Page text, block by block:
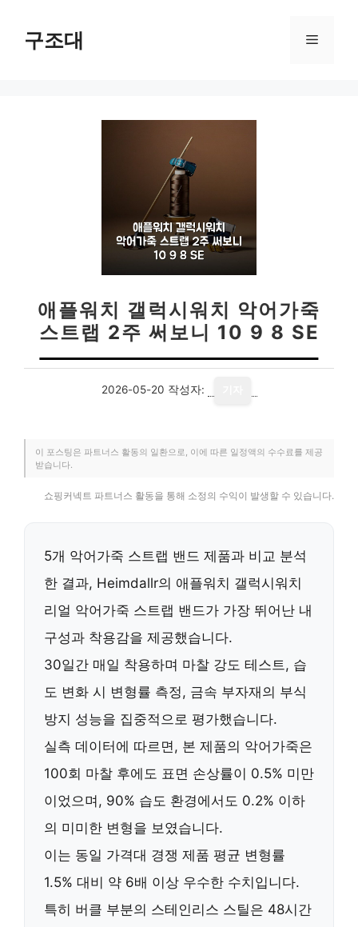
구조대 메
애플워치 갤럭시워치 악어가죽
스트랩 2주 써보니 10 9 8 SE
2026-05-20 작성자:
이 포스팅은 파트너스 활동의 일환으로, 이에 따른 일정액의 수수료를 제공
받습니다.
쇼핑커넥트 파트너스 활동을 통해 소정의 수익이 발생할 수 있습니다.
5개 악어가죽 스트랩 밴드 제품과 비교 분석
한 결과, Heimdallr의 애플워치 갤럭시워치
리얼 악어가죽 스트랩 밴드가 가장 뛰어난 내
구성과 착용감을 제공했습니다.
30일간 매일 착용하며 마찰 강도 테스트, 습
도 변화 시 변형률 측정, 금속 부자재의 부식
방지 성능을 집중적으로 평가했습니다.
실측 데이터에 따르면, 본 제품의 악어가죽은
100회 마찰 후에도 표면 손상률이 0.5% 미만
이었으며, 90% 습도 환경에서도 0.2% 이하
의 미미한 변형을 보였습니다.
이는 동일 가격대 경쟁 제품 평균 변형률
1.5% 대비 약 6배 이상 우수한 수치입니다.
특히 버클 부분의 스테인리스 스틸은 48시간